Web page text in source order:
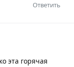
Ответить
эта горячая